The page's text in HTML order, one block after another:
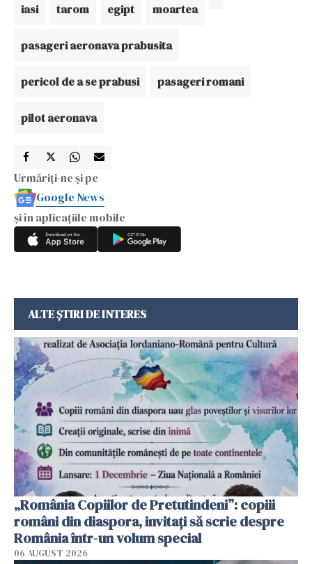
iasi tarom egipt moartea
pasageri aeronava prabusita
pericol de a se prabusi pasageri romani
pilot aeronava
Urmăriți-ne și pe
Google News
și în aplicațiile mobile
ALTE ȘTIRI DE INTERES
„România Copiilor de Pretutindeni”: copiii
români din diaspora, invitați să scrie despre
România într-un volum special
06 AUGUST 2026